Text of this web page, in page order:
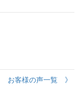
お客様の声一覧 》